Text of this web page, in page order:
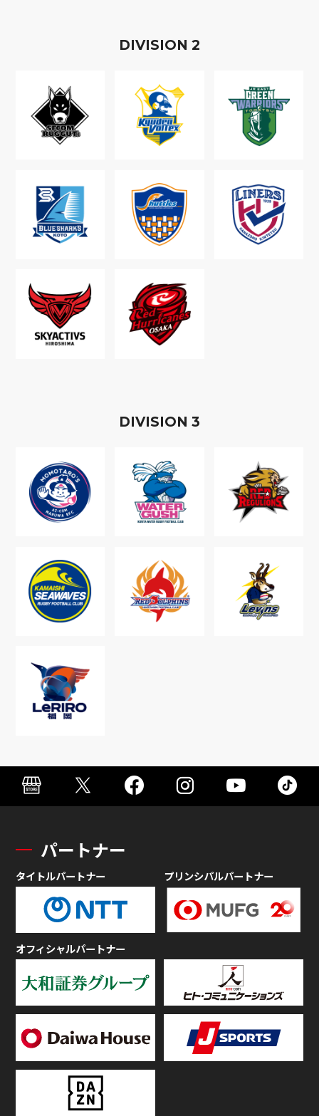
DIVISION 2
DIVISION 3
パートナー
タイトルパートナー プリンシパルパートナー
オフィシャルパートナー